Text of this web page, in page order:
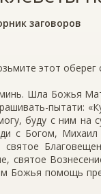
заговоров
этот
Шла Божья
пытати:
буду с ним на
с Богом,
святое
Божья помощь